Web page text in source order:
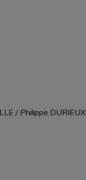
/ Philippe DURIEUX